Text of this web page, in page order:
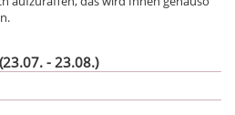
- 23.08.)